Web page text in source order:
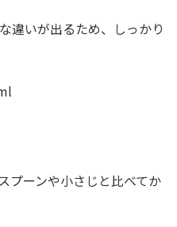
違いが出るため、しっかり
プーンや小さじと比べてか